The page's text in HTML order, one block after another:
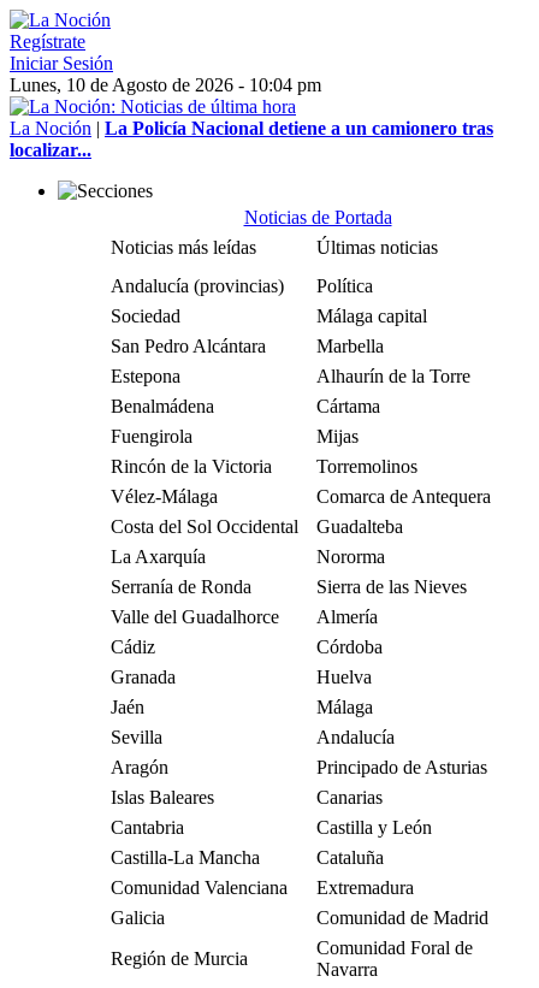
Regístrate
Iniciar Sesión
Lunes, 10 de Agosto de 2026 - 10:04 pm
La Noción | La Policía Nacional detiene a un camionero tras
localizar...
Noticias de Portada
Noticias más leídas
Últimas noticias
Andalucía (provincias)
Política
Sociedad
Málaga capital
San Pedro Alcántara
Marbella
Estepona
Alhaurín de la Torre
Benalmádena
Cártama
Fuengirola
Mijas
Rincón de la Victoria
Torremolinos
Vélez-Málaga
Comarca de Antequera
Costa del Sol Occidental
Guadalteba
La Axarquía
Nororma
Serranía de Ronda
Sierra de las Nieves
Valle del Guadalhorce
Almería
Cádiz
Córdoba
Granada
Huelva
Jaén
Málaga
Sevilla
Andalucía
Aragón
Principado de Asturias
Islas Baleares
Canarias
Cantabria
Castilla y León
Castilla-La Mancha
Cataluña
Comunidad Valenciana
Extremadura
Galicia
Comunidad de Madrid
Región de Murcia
Comunidad Foral de
Navarra